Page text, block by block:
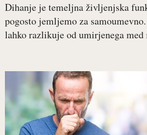
Dihanje je temeljna življenjska
pogosto jemljemo za
lahko razlikuje od umirjenega